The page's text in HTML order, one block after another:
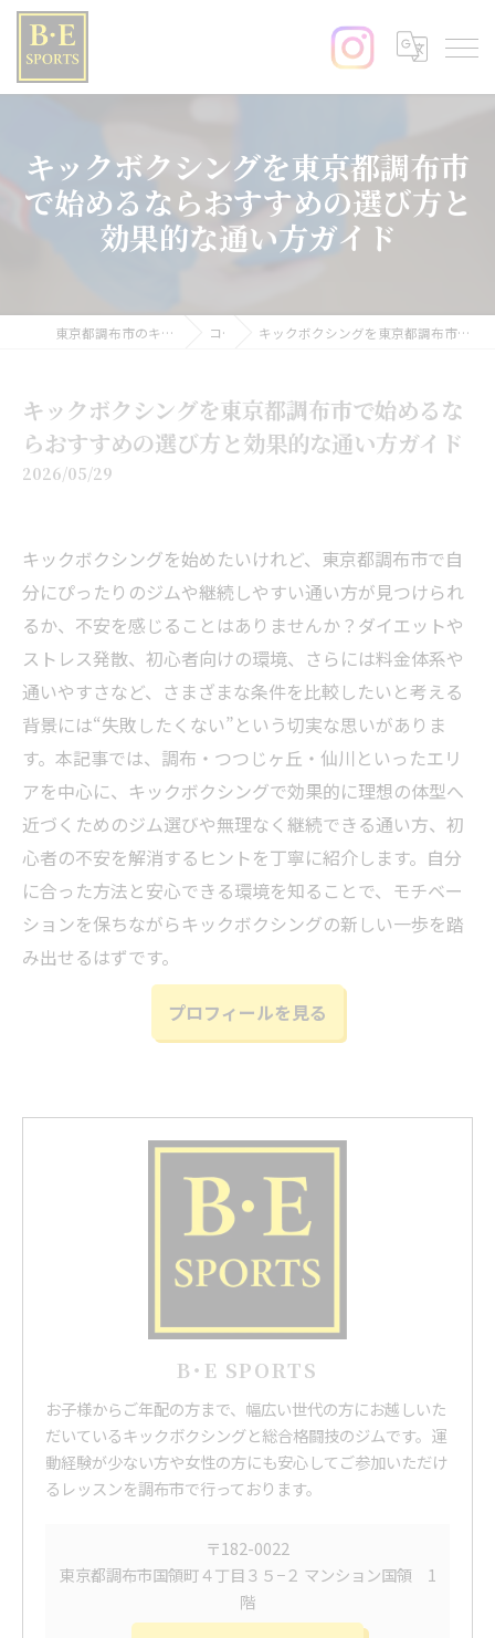
キックボクシングを東京都調布市
で始めるならおすすめの選び方と
効果的な通い方ガイド
東京都調布市のキックボクシングならB･E SPORTS コラム キックボクシングを東京都調布市で始めるならおすすめの選び方と効果的な通い方ガイド
キックボクシングを東京都調布市で始めるな
らおすすめの選び方と効果的な通い方ガイド
2026/05/29
キックボクシングを始めたいけれど、東京都調布市で自
分にぴったりのジムや継続しやすい通い方が見つけられ
るか、不安を感じることはありませんか？ダイエットや
ストレス発散、初心者向けの環境、さらには料金体系や
通いやすさなど、さまざまな条件を比較したいと考える
背景には“失敗したくない”という切実な思いがありま
す。本記事では、調布・つつじヶ丘・仙川といったエリ
アを中心に、キックボクシングで効果的に理想の体型へ
近づくためのジム選びや無理なく継続できる通い方、初
心者の不安を解消するヒントを丁寧に紹介します。自分
に合った方法と安心できる環境を知ることで、モチベー
ションを保ちながらキックボクシングの新しい一歩を踏
み出せるはずです。
プロフィールを見る
B･E SPORTS
お子様からご年配の方まで、幅広い世代の方にお越しいた
だいているキックボクシングと総合格闘技のジムです。運
動経験が少ない方や女性の方にも安心してご参加いただけ
るレッスンを調布市で行っております。
〒182-0022
東京都調布市国領町４丁目３５−２ マンション国領 1
階